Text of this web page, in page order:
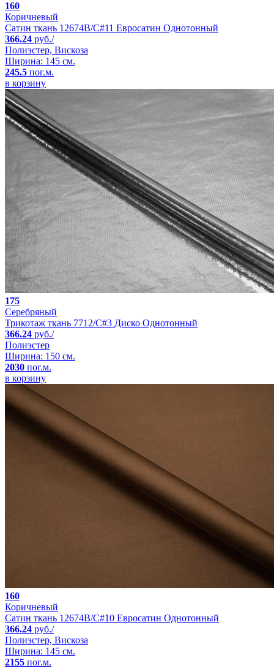
160
Коричневый
Сатин ткань 12674B/C#11 Евросатин Однотонный
366.24 руб./
Полиэстер, Вискоза
Ширина: 145 см.
245.5 пог.м.
в корзину
175
Серебряный
Трикотаж ткань 7712/C#3 Диско Однотонный
366.24 руб./
Полиэстер
Ширина: 150 см.
2030 пог.м.
в корзину
160
Коричневый
Сатин ткань 12674B/C#10 Евросатин Однотонный
366.24 руб./
Полиэстер, Вискоза
Ширина: 145 см.
2155 пог.м.